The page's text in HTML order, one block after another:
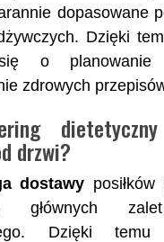
dopasowane
Dzięki
o
zdrowych
drzwi?
dostawy
zalet
Dzięki temu